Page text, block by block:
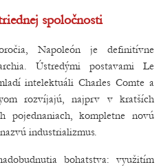
spoločnosti
Napoleón je definitívne
Ústredými postavami Le
intelektuáli Charles Comte a
rozvíjajú, najprv v kratších
pojednaniach, kompletne novú
industrializmus.
bohatstva: využitím